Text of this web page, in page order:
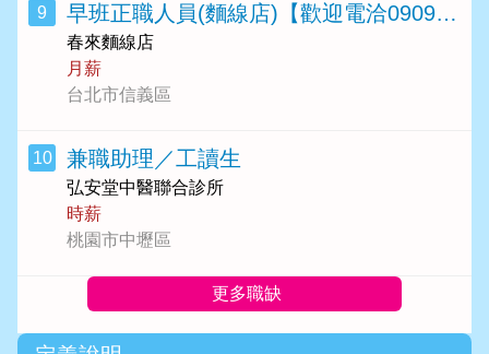
9 早班正職人員(麵線店)【歡迎電洽0909613168陳先生】
春來麵線店
月薪
台北市信義區
10 兼職助理／工讀生
弘安堂中醫聯合診所
時薪
桃園市中壢區
更多職缺